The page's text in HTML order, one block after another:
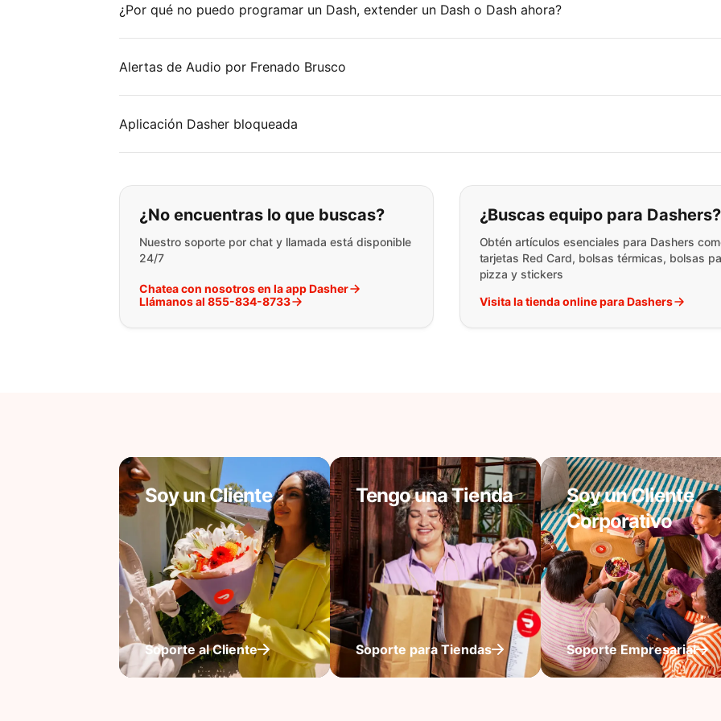
¿Por qué no puedo programar un Dash, extender un Dash o Dash ahora?
Alertas de Audio por Frenado Brusco
Aplicación Dasher bloqueada
Si no puede encontrar lo que está buscando:
¿No encuentras lo que buscas?
Nuestro soporte por chat y llamada está disponible
24/7
Chatea con nosotros en la app Dasher
Llámanos al 855-834-8733
¿Buscas equipo para Dashers?
Obtén artículos esenciales para Dashers
tarjetas Red Card, bolsas térmicas, bolsas
pizza y stickers
Visita la tienda online para Dashers
Soy un Cliente
Soporte al Cliente
Tengo una Tienda
Soporte para Tiendas
Soy un Cliente
Corporativo
Soporte Empresarial